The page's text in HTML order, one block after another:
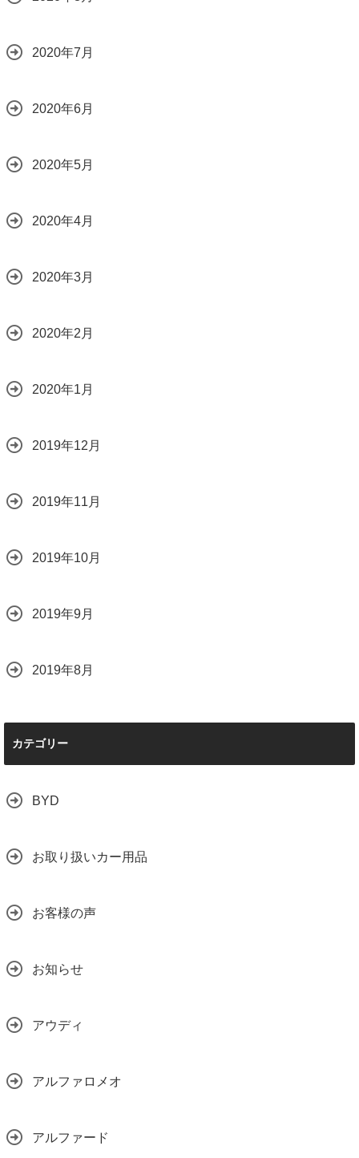
2020年7月
2020年6月
2020年5月
2020年4月
2020年3月
2020年2月
2020年1月
2019年12月
2019年11月
2019年10月
2019年9月
2019年8月
カテゴリー
BYD
お取り扱いカー用品
お客様の声
お知らせ
アウディ
アルファロメオ
アルファード